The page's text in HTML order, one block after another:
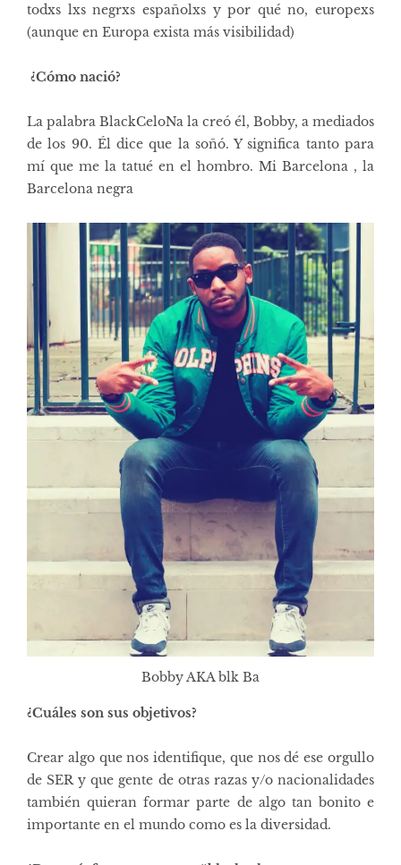
todxs lxs negrxs españolxs y por qué no, europexs
(aunque en Europa exista más visibilidad)
¿Cómo nació?
La palabra BlackCeloNa la creó él, Bobby, a mediados
de los 90. Él dice que la soñó. Y significa tanto para
mí que me la tatué en el hombro. Mi Barcelona , la
Barcelona negra
Bobby AKA blk Ba
¿Cuáles son sus objetivos?
Crear algo que nos identifique, que nos dé ese orgullo
de SER y que gente de otras razas y/o nacionalidades
también quieran formar parte de algo tan bonito e
importante en el mundo como es la diversidad.